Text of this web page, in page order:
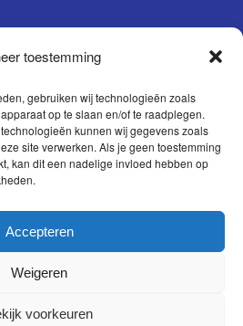
toestemming
gebruiken wij technologieën zoals
op te slaan en/of te raadplegen.
kunnen wij gegevens zoals
site verwerken. Als je geen toestemming
kan dit een nadelige invloed hebben op
Accepteren
Weigeren
voorkeuren
15